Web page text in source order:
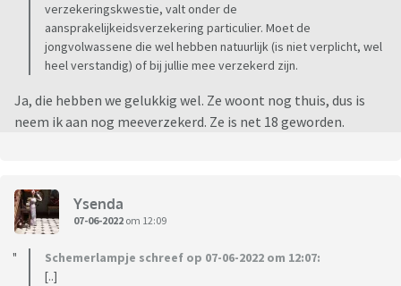
verzekeringskwestie, valt onder de
aansprakelijkeidsverzekering particulier. Moet de
jongvolwassene die wel hebben natuurlijk (is niet verplicht, wel
heel verstandig) of bij jullie mee verzekerd zijn.
Ja, die hebben we gelukkig wel. Ze woont nog thuis, dus is
neem ik aan nog meeverzekerd. Ze is net 18 geworden.
Ysenda
07-06-2022 om 12:09
Schemerlampje schreef op 07-06-2022 om 12:07:
[..]